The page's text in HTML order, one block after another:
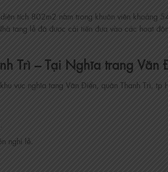
tích 802m2 nằm trong khuôn viên khoảng
tang lễ đã được cải tiến đưa vào các hoạt
Trì – Tại Nghĩa trang
vực nghĩa tang Văn Điển, quận Thanh Trì,
nghi lễ.